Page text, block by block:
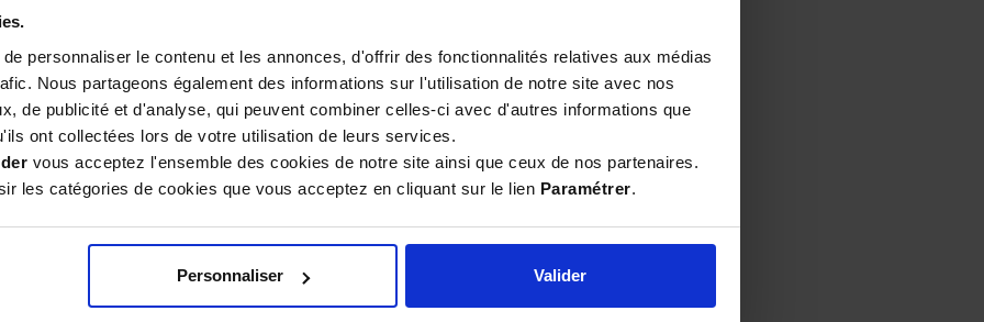
personnaliser le contenu et les annonces, d'offrir des fonctionnalités relatives aux médias
Nous partageons également des informations sur l'utilisation de notre site avec nos
de publicité et d'analyse, qui peuvent combiner celles-ci avec d'autres informations que
ont collectées lors de votre utilisation de leurs services.
vous acceptez l'ensemble des cookies de notre site ainsi que ceux de nos partenaires.
les catégories de cookies que vous acceptez en cliquant sur le lien Paramétrer.
Personnaliser Valider
de la pièce en un coup d’œil. Cela permet de s’assurer que l’air reste
(et tiède) pendant le séchage.
miel: Indispensable pour mesurer avec précision la teneur en eau du miel avant et
Quelques gouttes de miel suffisent sur le prisme pour obtenir le pourcentage
que le miel a atteint un niveau sûr.
fermé: Une pièce isolée, une armoire ou un caisson où placer le miel à sécher.
Conseil produit :Réfractomètre LED spécial miel